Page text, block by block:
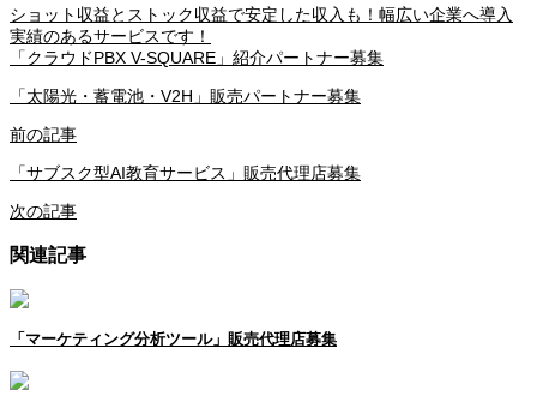
ショット収益とストック収益で安定した収入も！幅広い企業へ導入
実績のあるサービスです！
「クラウドPBX V-SQUARE」紹介パートナー募集
「太陽光・蓄電池・V2H」販売パートナー募集
前の記事
「サブスク型AI教育サービス」販売代理店募集
次の記事
関連記事
「マーケティング分析ツール」販売代理店募集